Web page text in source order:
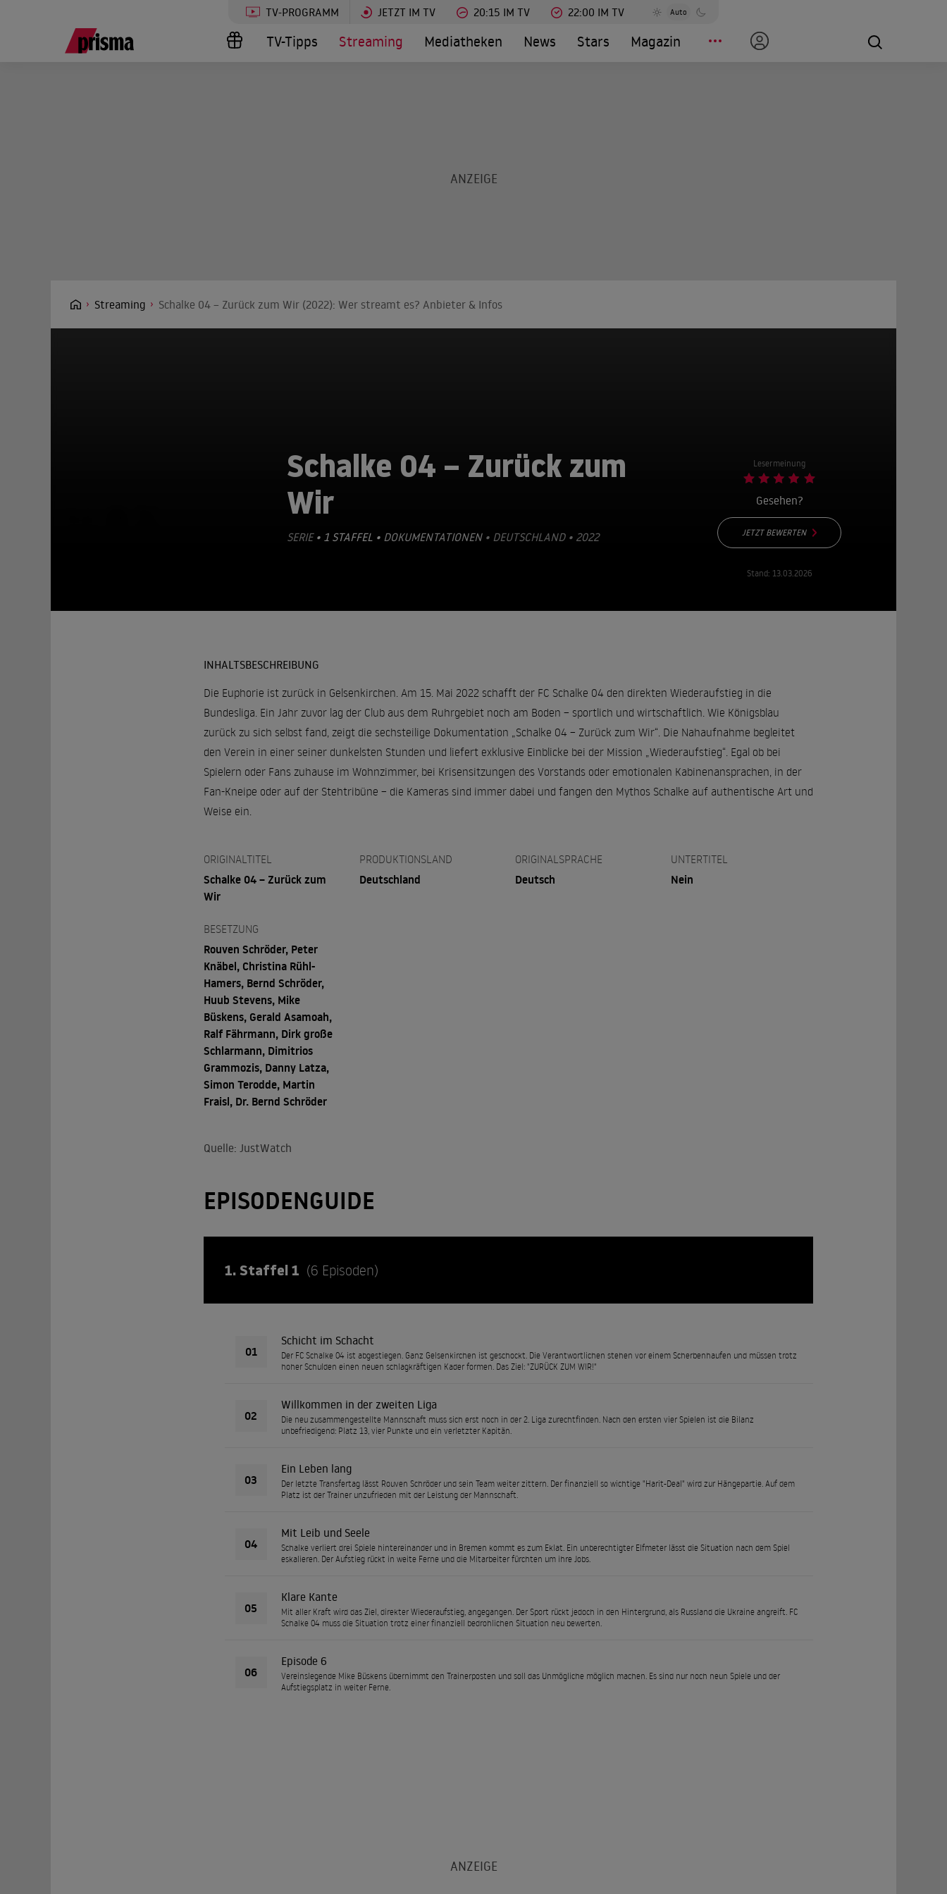
TV-PROGRAMM JETZT IM TV 20:15 IM TV 22:00 IM TV Auto
TV-Tipps Streaming Mediatheken News Stars Magazin
Streaming Schalke 04 – Zurück zum Wir (2022): Wer streamt es? Anbieter & Infos
Schalke 04 – Zurück zum
Wir
SERIE • 1 STAFFEL • DOKUMENTATIONEN• DEUTSCHLAND • 2022
Lesermeinung
Gesehen?
JETZT BEWERTEN
Stand: 13.03.2026
INHALTSBESCHREIBUNG
Die Euphorie ist zurück in Gelsenkirchen. Am 15. Mai 2022 schafft der FC Schalke 04 den direkten Wiederaufstieg in die
Bundesliga. Ein Jahr zuvor lag der Club aus dem Ruhrgebiet noch am Boden – sportlich und wirtschaftlich. Wie Königsblau
zurück zu sich selbst fand, zeigt die sechsteilige Dokumentation „Schalke 04 – Zurück zum Wir“. Die Nahaufnahme begleitet
den Verein in einer seiner dunkelsten Stunden und liefert exklusive Einblicke bei der Mission „Wiederaufstieg“. Egal ob bei
Spielern oder Fans zuhause im Wohnzimmer, bei Krisensitzungen des Vorstands oder emotionalen Kabinenansprachen, in der
Fan-Kneipe oder auf der Stehtribüne – die Kameras sind immer dabei und fangen den Mythos Schalke auf authentische Art und
Weise ein.
ORIGINALTITEL
Schalke 04 – Zurück zum
Wir
PRODUKTIONSLAND
Deutschland
ORIGINALSPRACHE
Deutsch
UNTERTITEL
Nein
BESETZUNG
Rouven Schröder, Peter
Knäbel, Christina Rühl-
Hamers, Bernd Schröder,
Huub Stevens, Mike
Büskens, Gerald Asamoah,
Ralf Fährmann, Dirk große
Schlarmann, Dimitrios
Grammozis, Danny Latza,
Simon Terodde, Martin
Fraisl, Dr. Bernd Schröder
Quelle: JustWatch
EPISODENGUIDE
1. Staffel 1 (6 Episoden)
01
Schicht im Schacht
Der FC Schalke 04 ist abgestiegen. Ganz Gelsenkirchen ist geschockt. Die Verantwortlichen stehen vor einem Scherbenhaufen und müssen trotz
hoher Schulden einen neuen schlagkräftigen Kader formen. Das Ziel: "ZURÜCK ZUM WIR!"
02
Willkommen in der zweiten Liga
Die neu zusammengestellte Mannschaft muss sich erst noch in der 2. Liga zurechtfinden. Nach den ersten vier Spielen ist die Bilanz
unbefriedigend: Platz 13, vier Punkte und ein verletzter Kapitän.
03
Ein Leben lang
Der letzte Transfertag lässt Rouven Schröder und sein Team weiter zittern. Der finanziell so wichtige "Harit-Deal" wird zur Hängepartie. Auf dem
Platz ist der Trainer unzufrieden mit der Leistung der Mannschaft.
04
Mit Leib und Seele
Schalke verliert drei Spiele hintereinander und in Bremen kommt es zum Eklat. Ein unberechtigter Elfmeter lässt die Situation nach dem Spiel
eskalieren. Der Aufstieg rückt in weite Ferne und die Mitarbeiter fürchten um ihre Jobs.
05
Klare Kante
Mit aller Kraft wird das Ziel, direkter Wiederaufstieg, angegangen. Der Sport rückt jedoch in den Hintergrund, als Russland die Ukraine angreift. FC
Schalke 04 muss die Situation trotz einer finanziell bedrohlichen Situation neu bewerten.
06
Episode 6
Vereinslegende Mike Büskens übernimmt den Trainerposten und soll das Unmögliche möglich machen. Es sind nur noch neun Spiele und der
Aufstiegsplatz in weiter Ferne.